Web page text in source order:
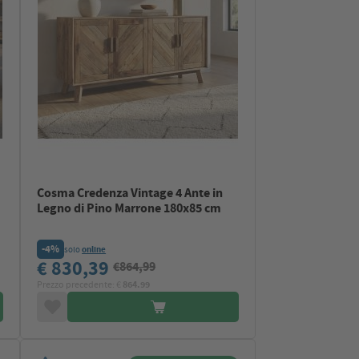
Cosma Credenza Vintage 4 Ante in
Legno di Pino Marrone 180x85 cm
-4% soloonline
€ 830,39€864,99